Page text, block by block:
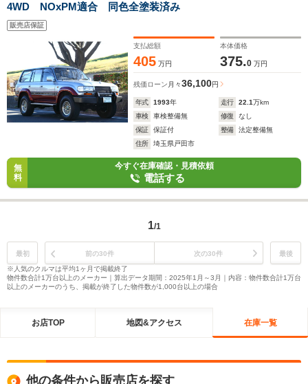
4WD NOxPM適合 同色全塗装済み
販売店保証
支払総額
405 万円
本体価格
375.0 万円
残価ローン 月々36,100円
年式 1993年 走行 22.1万km
車検
車検整備無 修復
なし
保証
保証付 整備
法定整備無
住所
埼玉県戸田市
無
料
今すぐ在庫確認・見積依頼
電話する
1/1
最初 前の30件 次の30件
最後
※人気のクルマは平均1ヶ月で掲載終了
物件数合計1万台以上のメーカー｜算出データ期間：2025年1月～3月｜内容：物件数合計1万台
以上のメーカーのうち、掲載が終了した物件数が1,000台以上の場合
お店TOP 地図&アクセス 在庫一覧
他の条件から販売店を探す